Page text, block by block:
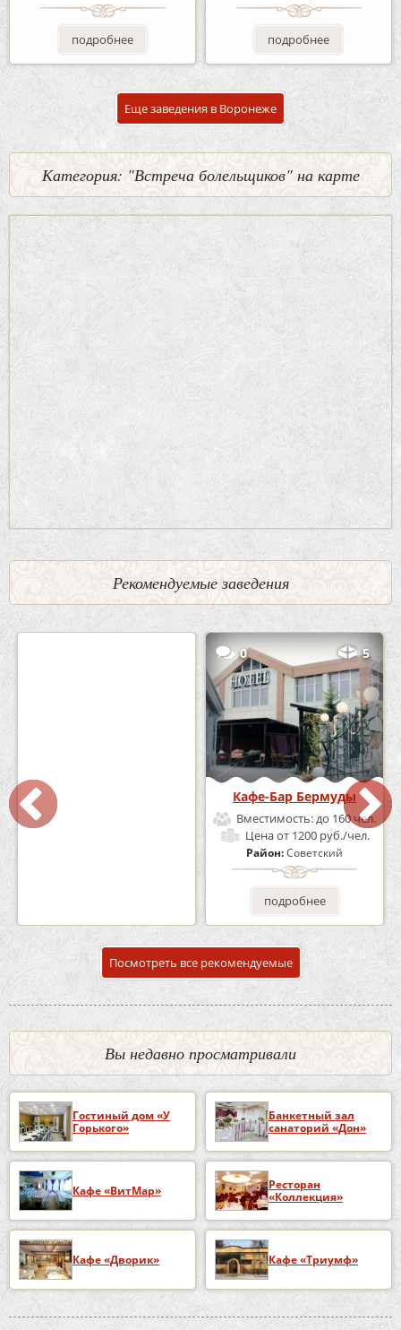
подробнее подробнее
Еще заведения в Воронеже
Категория: "Встреча болельщиков" на карте
Рекомендуемые заведения
Кафе «Шишка»
Вместимость:
0 5
Кафе-Бар Бермуды
Вместимость:до 160 чел.
Ценаот 1200 руб./чел.
Район:Советский
подробнее
Посмотреть все рекомендуемые
Вы недавно просматривали
Гостиный дом «У
Горького»
Банкетный зал
санаторий «Дон»
Кафе «ВитМар»
Ресторан
«Коллекция»
Кафе «Дворик» Кафе «Триумф»